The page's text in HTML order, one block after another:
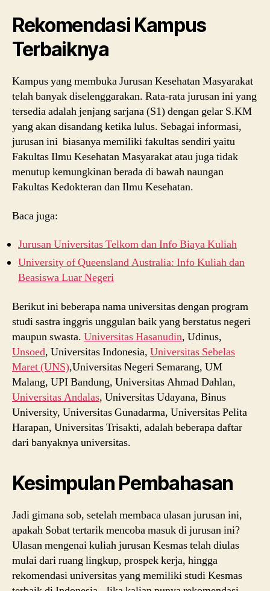
Rekomendasi Kampus
Terbaiknya
Kampus yang membuka Jurusan Kesehatan Masyarakat
telah banyak diselenggarakan. Rata-rata jurusan ini yang
tersedia adalah jenjang sarjana (S1) dengan gelar S.KM
yang akan disandang ketika lulus. Sebagai informasi,
jurusan ini biasanya memiliki fakultas sendiri yaitu
Fakultas Ilmu Kesehatan Masyarakat atau juga tidak
menutup kemungkinan berada di bawah naungan
Fakultas Kedokteran dan Ilmu Kesehatan.
Baca juga:
Jurusan Universitas Telkom dan Info Biaya Kuliah
University of Queensland Australia: Info Kuliah dan
Beasiswa Luar Negeri
Berikut ini beberapa nama universitas dengan program
studi sastra inggris unggulan baik yang berstatus negeri
maupun swasta. Universitas Hasanudin, Udinus,
Unsoed, Universitas Indonesia, Universitas Sebelas
Maret (UNS),Universitas Negeri Semarang, UM
Malang, UPI Bandung, Universitas Ahmad Dahlan,
Universitas Andalas, Universitas Udayana, Binus
University, Universitas Gunadarma, Universitas Pelita
Harapan, Universitas Trisakti, adalah beberapa daftar
dari banyaknya universitas.
Kesimpulan Pembahasan
Jadi gimana sob, setelah membaca ulasan jurusan ini,
apakah Sobat tertarik mencoba masuk di jurusan ini?
Ulasan mengenai kuliah jurusan Kesmas telah diulas
mulai dari ruang lingkup, prospek kerja, hingga
rekomendasi universitas yang memiliki studi Kesmas